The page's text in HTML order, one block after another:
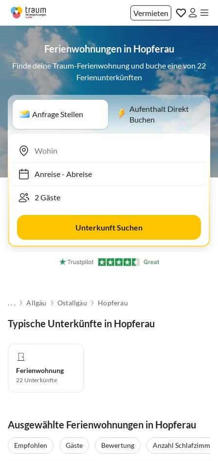
Vermieten
Ferienwohnungen in Hopferau
Finde deine Traum-Ferienwohnung und buche eine von 22
Ferienunterkünften
Anfrage Stellen
Aufenthalt Direkt
Buchen
Anreise- Abreise
Unterkunft Suchen
. . . Allgäu Ostallgäu Hopferau
Typische Unterkünfte in Hopferau
Ferienwohnung
22 Unterkünfte
Ausgewählte Ferienwohnungen in Hopferau
Empfohlen Gäste Bewertung
Anzahl Schlafzimmer